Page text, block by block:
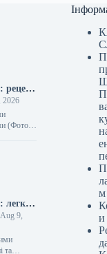
рецепт
2026
(Фото:
—
легка
Aug 9,
та
м
и